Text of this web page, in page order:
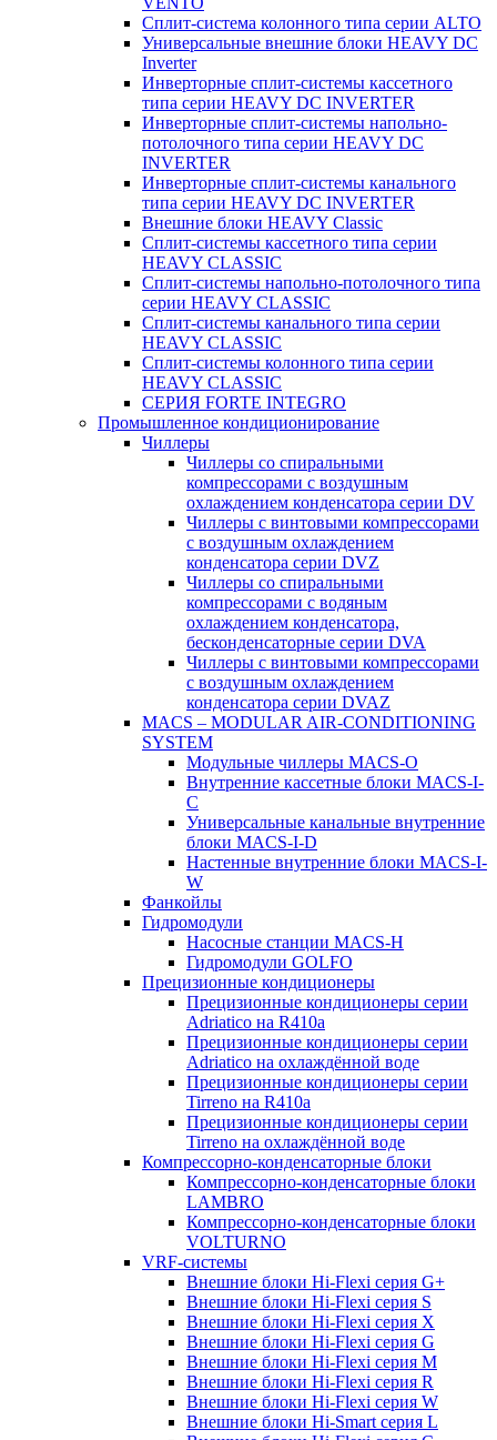
Сплит-система колонного типа серии ALTO
Универсальные внешние блоки HEAVY DC
Inverter
Инверторные сплит-системы кассетного
типа серии HEAVY DC INVERTER
Инверторные сплит-системы напольно-
потолочного типа серии HEAVY DC
INVERTER
Инверторные сплит-системы канального
типа серии HEAVY DC INVERTER
Внешние блоки HEAVY Classic
Сплит-системы кассетного типа серии
HEAVY CLASSIC
Сплит-системы напольно-потолочного типа
серии HEAVY CLASSIC
Сплит-системы канального типа серии
HEAVY CLASSIC
Сплит-системы колонного типа серии
HEAVY CLASSIC
СЕРИЯ FORTE INTEGRO
Промышленное кондиционирование
Чиллеры
Чиллеры со спиральными
компрессорами с воздушным
охлаждением конденсатора серии DV
Чиллеры с винтовыми компрессорами
с воздушным охлаждением
конденсатора серии DVZ
Чиллеры со спиральными
компрессорами с водяным
охлаждением конденсатора,
бесконденсаторные серии DVA
Чиллеры с винтовыми компрессорами
с воздушным охлаждением
конденсатора серии DVAZ
MACS – MODULAR AIR-CONDITIONING
SYSTEM
Модульные чиллеры MACS-O
Внутренние кассетные блоки MACS-I-
C
Универсальные канальные внутренние
блоки MACS-I-D
Настенные внутренние блоки MACS-I-
W
Фанкойлы
Гидромодули
Насосные станции MACS-H
Гидромодули GOLFO
Прецизионные кондиционеры
Прецизионные кондиционеры серии
Adriatico на R410a
Прецизионные кондиционеры серии
Adriatico на охлаждённой воде
Прецизионные кондиционеры серии
Tirreno на R410a
Прецизионные кондиционеры серии
Tirreno на охлаждённой воде
Компрессорно-конденсаторные блоки
Компрессорно-конденсаторные блоки
LAMBRO
Компрессорно-конденсаторные блоки
VOLTURNO
VRF-системы
Внешние блоки Hi-Flexi серия G+
Внешние блоки Hi-Flexi серия S
Внешние блоки Hi-Flexi серия X
Внешние блоки Hi-Flexi серия G
Внешние блоки Hi-Flexi серия M
Внешние блоки Hi-Flexi серия R
Внешние блоки Hi-Flexi серия W
Внешние блоки Hi-Smart серия L